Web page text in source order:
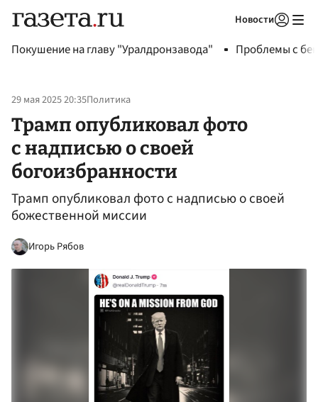
Новости
Покушение на главу "Уралдронзавода" Проблемы с
29 мая 2025 20:35Политика
Трамп опубликовал фото
с надписью о своей
богоизбранности
Трамп опубликовал фото с надписью о своей
божественной миссии
Игорь Рябов